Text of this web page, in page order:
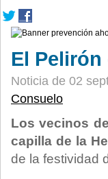
El
Noticia de 02
Consuelo
Los vecinos
capilla de la
de la festividad